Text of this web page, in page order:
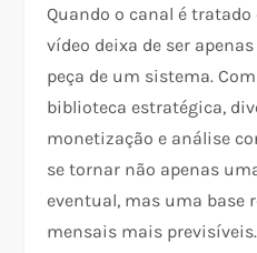
Quando o canal é
vídeo deixa de ser
peça de um sistema.
biblioteca estratégica,
monetização e análise
se tornar não apenas
eventual, mas uma base
mensais mais previsíveis.